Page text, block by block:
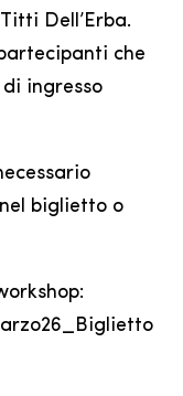
Dell’Erba.
che
ingresso
biglietto o